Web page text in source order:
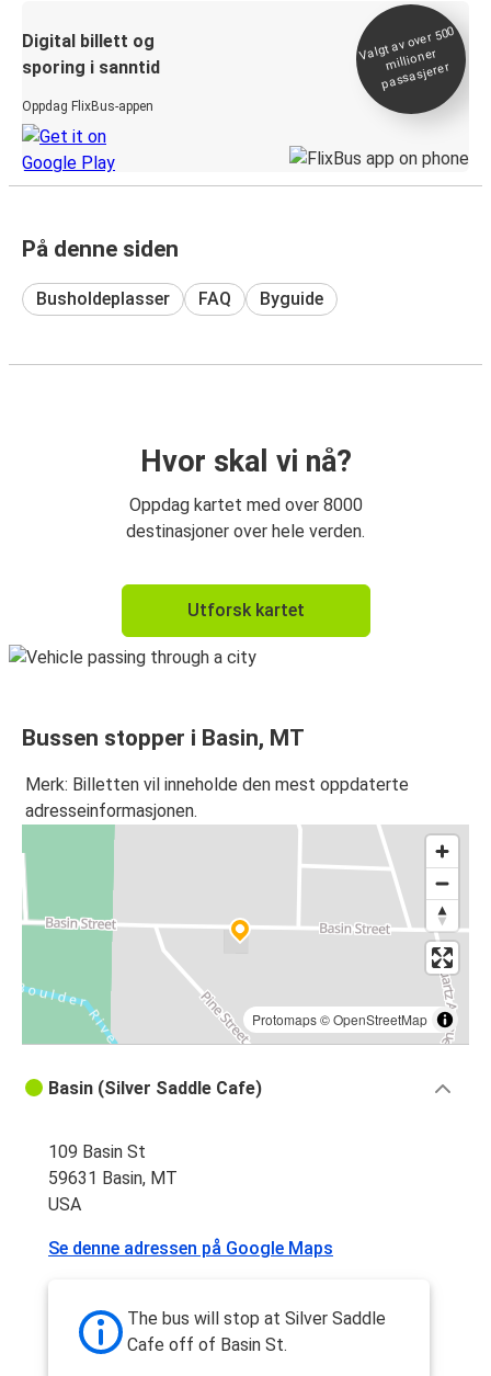
Digital billett og
sporing i sanntid
Oppdag FlixBus-appen
Valgt av over 500
millioner
passasjerer
På denne siden
Busholdeplasser FAQ Byguide
Hvor skal vi nå?
Oppdag kartet med over 8000
destinasjoner over hele verden.
Utforsk kartet
Bussen stopper i Basin, MT
Merk: Billetten vil inneholde den mest oppdaterte
adresseinformasjonen.
Protomaps©OpenStreetMap
Basin (Silver Saddle Cafe)
109 Basin St
59631 Basin, MT
USA
Se denne adressen på Google Maps
The bus will stop at Silver Saddle
Cafe off of Basin St.